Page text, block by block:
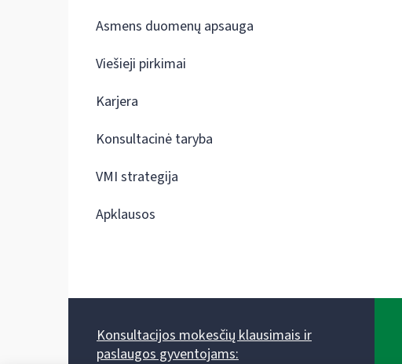
Asmens duomenų apsauga
Viešieji pirkimai
Karjera
Konsultacinė taryba
VMI strategija
Apklausos
Konsultacijos mokesčių klausimais ir
paslaugos gyventojams: